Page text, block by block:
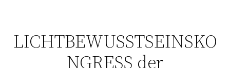
LICHTBEWUSSTSEINSKO
NGRESS der